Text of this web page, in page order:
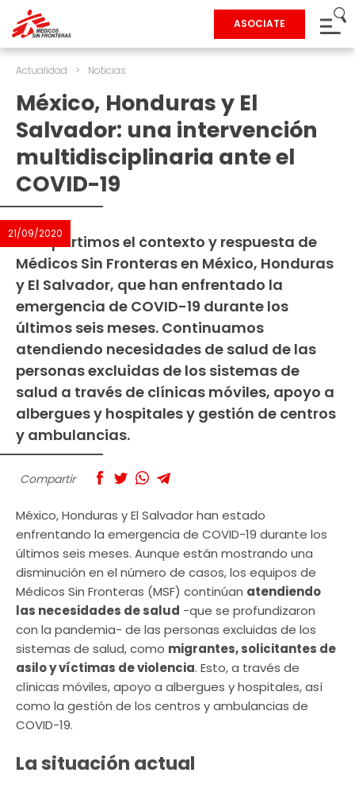
ASOCIATE
Actualidad > Noticias
México, Honduras y El
Salvador: una intervención
multidisciplinaria ante el
COVID-19
21/09/2020
Compartimos el contexto y respuesta de
Médicos Sin Fronteras en México, Honduras
y El Salvador, que han enfrentado la
emergencia de COVID-19 durante los
últimos seis meses. Continuamos
atendiendo necesidades de salud de las
personas excluidas de los sistemas de
salud a través de clínicas móviles, apoyo a
albergues y hospitales y gestión de centros
y ambulancias.
Compartir
México, Honduras y El Salvador han estado
enfrentando la emergencia de COVID-19 durante los
últimos seis meses. Aunque están mostrando una
disminución en el número de casos, los equipos de
Médicos Sin Fronteras (MSF) continúan atendiendo
las necesidades de salud -que se profundizaron
con la pandemia- de las personas excluidas de los
sistemas de salud, como migrantes, solicitantes de
asilo y víctimas de violencia. Esto, a través de
clínicas móviles, apoyo a albergues y hospitales, así
como la gestión de los centros y ambulancias de
COVID-19.
La situación actual